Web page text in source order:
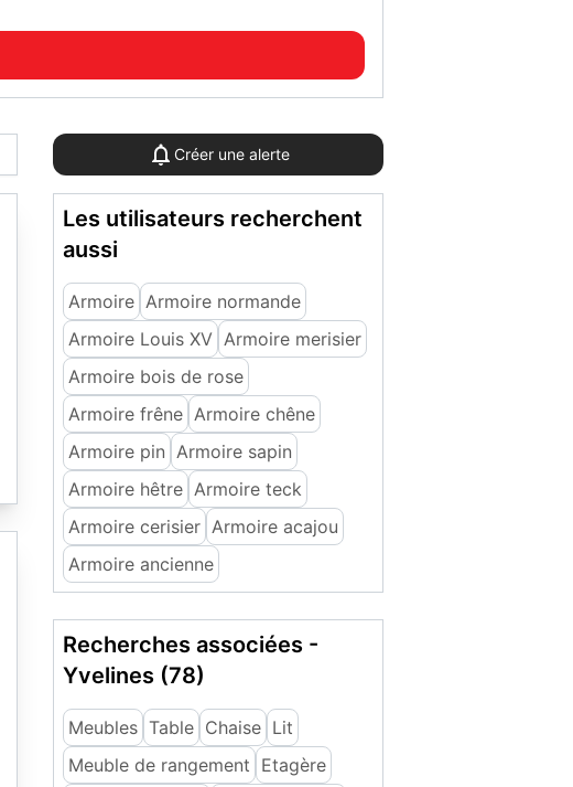
Créer une alerte
Les utilisateurs recherchent
aussi
Armoire Armoire normande
Armoire Louis XV Armoire merisier
Armoire bois de rose
Armoire frêne Armoire chêne
Armoire pin Armoire sapin
Armoire hêtre Armoire teck
Armoire cerisier Armoire acajou
Armoire ancienne
Recherches associées -
Yvelines (78)
Meubles Table Chaise Lit
Meuble de rangement Etagère